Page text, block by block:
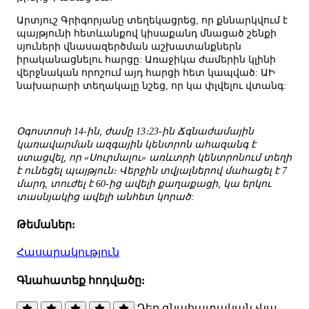
Արտյուշ Գրիգորյանը տեղեկացրեց, որ քննարկվում է
պայթյունի հետևանքով կիսաքանդ մնացած շենքի
սյուների վնասազերծման աշխատանքներն
իրականացնելու հարցը: Առաջիկա ժամերին կլինի
վերջնական որոշում այդ հարցի հետ կապված: ԱԻ
նախարարի տեղակալը նշեց, որ կա փլվելու վտանգ:
Օգոստոսի 14-ին, ժամը 13։23-ին Ճգնաժամային
կառավարման ազգային կենտրոն ահազանգ է
ստացվել, որ «Սուրմալու» առևտրի կենտրոնում տեղի
է ունեցել պայթյուն։ Վերջին տվյալներով մահացել է 7
մարդ, տուժել է 60-ից ավելի քաղաքացի, կա երկու
տասնյակից ավելի անհետ կորած:
Թեմաներ:
Հասարակություն
Գնահատեք հոդվածը: